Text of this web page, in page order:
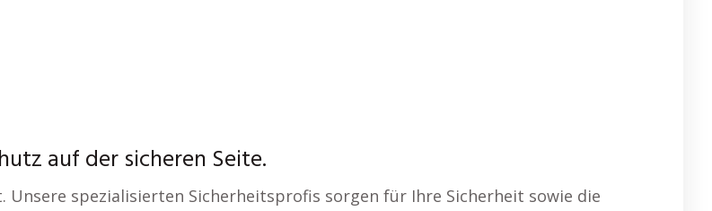
auf der sicheren Seite.
spezialisierten Sicherheitsprofis sorgen für Ihre Sicherheit sowie die